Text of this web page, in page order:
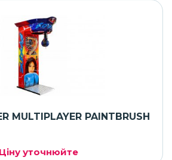
MULTIPLAYER PAINTBRUSH
Ціну уточнюйте